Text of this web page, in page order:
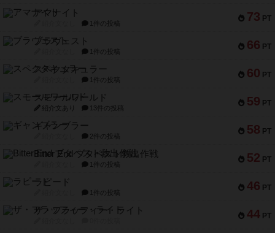
73 PT
アマナイト
1件の投稿
66 PT
ブラヴェスト
1件の投稿
60 PT
スペクタキュラー
1件の投稿
59 PT
スモールワールド
紹介文あり 13件の投稿
58 PT
ギャンブラー
2件の投稿
52 PT
Bitter End ブタペスト救出作戦
1件の投稿
46 PT
ラピード
1件の投稿
44 PT
ザ・フラッフィー・ライト